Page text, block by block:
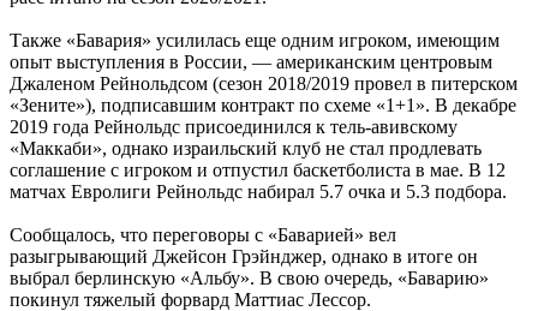
Также «Бавария» усилилась еще одним игроком, имеющим
опыт выступления в России, — американским центровым
Джаленом Рейнольдсом (сезон 2018/2019 провел в питерском
«Зените»), подписавшим контракт по схеме «1+1». В декабре
2019 года Рейнольдс присоединился к тель-авивскому
«Маккаби», однако израильский клуб не стал продлевать
соглашение с игроком и отпустил баскетболиста в мае. В 12
матчах Евролиги Рейнольдс набирал 5.7 очка и 5.3 подбора.
Сообщалось, что переговоры с «Баварией» вел
разыгрывающий Джейсон Грэйнджер, однако в итоге он
выбрал берлинскую «Альбу». В свою очередь, «Баварию»
покинул тяжелый форвард Маттиас Лессор.